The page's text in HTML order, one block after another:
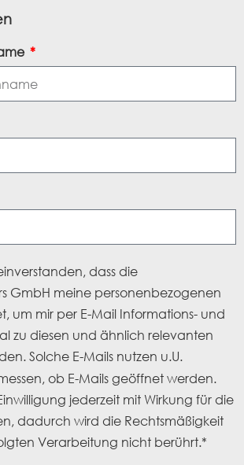
dass die
GmbH meine personenbezogenen
um mir per E-Mail Informations- und
zu diesen und ähnlich relevanten
Solche E-Mails nutzen u.U.
ob E-Mails geöffnet werden.
jederzeit mit Wirkung für die
dadurch wird die Rechtsmäßigkeit
Verarbeitung nicht berührt.*